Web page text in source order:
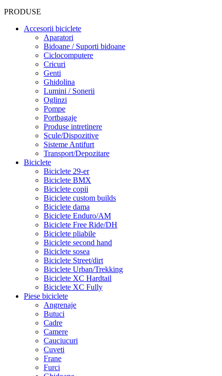
PRODUSE
Accesorii biciclete
Aparatori
Bidoane / Suporti bidoane
Ciclocomputere
Cricuri
Genti
Ghidolina
Lumini / Sonerii
Oglinzi
Pompe
Portbagaje
Produse intretinere
Scule/Dispozitive
Sisteme Antifurt
Transport/Depozitare
Biciclete
Biciclete 29-er
Biciclete BMX
Biciclete copii
Biciclete custom builds
Biciclete dama
Biciclete Enduro/AM
Biciclete Free Ride/DH
Biciclete pliabile
Biciclete second hand
Biciclete sosea
Biciclete Street/dirt
Biciclete Urban/Trekking
Biciclete XC Hardtail
Biciclete XC Fully
Piese biciclete
Angrenaje
Butuci
Cadre
Camere
Cauciucuri
Cuveti
Frane
Furci